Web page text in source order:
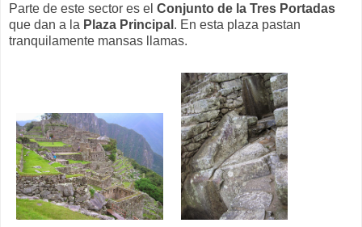
Parte de este sector es el Conjunto de la Tres Portadas
que dan a la Plaza Principal . En esta plaza pastan
tranquilamente mansas llamas.